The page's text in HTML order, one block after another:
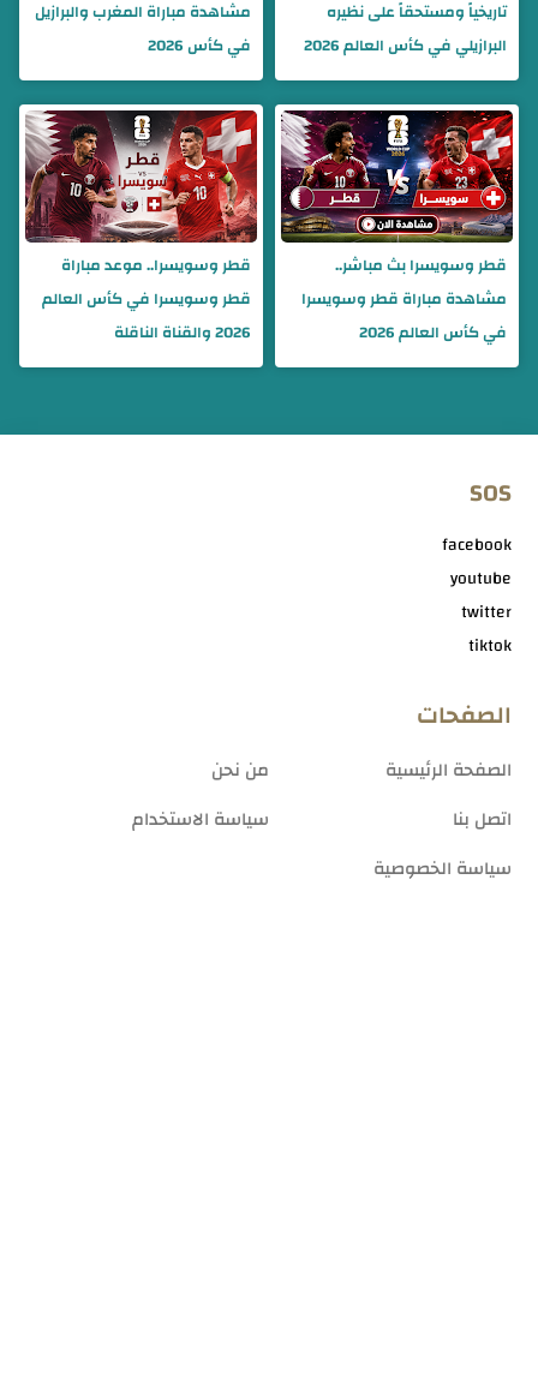
تاريخياً ومستحقاً على نظيره
البرازيلي في كأس العالم 2026
مشاهدة مباراة المغرب والبرازيل
في كأس 2026
قطر وسويسرا بث مباشر..
مشاهدة مباراة قطر وسويسرا
في كأس العالم 2026
قطر وسويسرا.. موعد مباراة
قطر وسويسرا في كأس العالم
2026 والقناة الناقلة
الصفحات
الصفحة الرئيسية
من نحن
اتصل بنا
سياسة الاستخدام
سياسة الخصوصية
SOS
facebook
youtube
twitter
tiktok